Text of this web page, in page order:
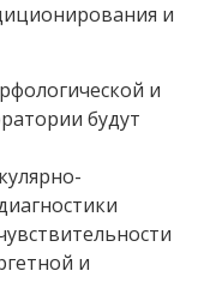
и
и
будут
и